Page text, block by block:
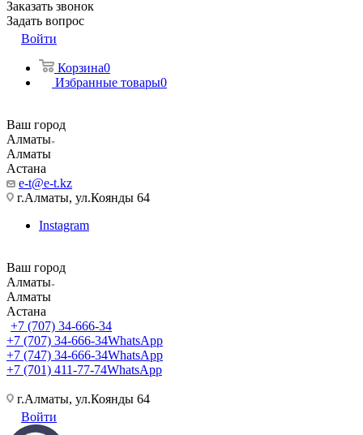
Заказать звонок
Задать вопрос
Войти
Корзина0
Избранные товары0
Ваш город
Алматы
Алматы
Астана
e-t@e-t.kz
г.Алматы, ул.Коянды 64
Instagram
Ваш город
Алматы
Алматы
Астана
+7 (707) 34-666-34
+7 (707) 34-666-34WhatsApp
+7 (747) 34-666-34WhatsApp
+7 (701) 411-77-74WhatsApp
г.Алматы, ул.Коянды 64
Войти